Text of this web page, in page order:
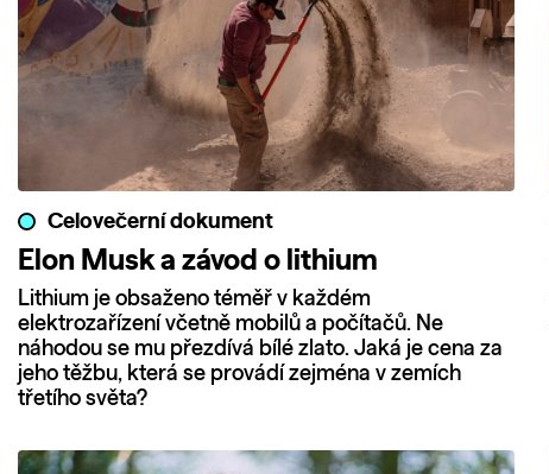
Celovečerní dokument
Elon Musk a závod o lithium
Lithium je obsaženo téměř v každém
elektrozařízení včetně mobilů a počítačů. Ne
náhodou se mu přezdívá bílé zlato. Jaká je cena za
jeho těžbu, která se provádí zejména v zemích
třetího světa?